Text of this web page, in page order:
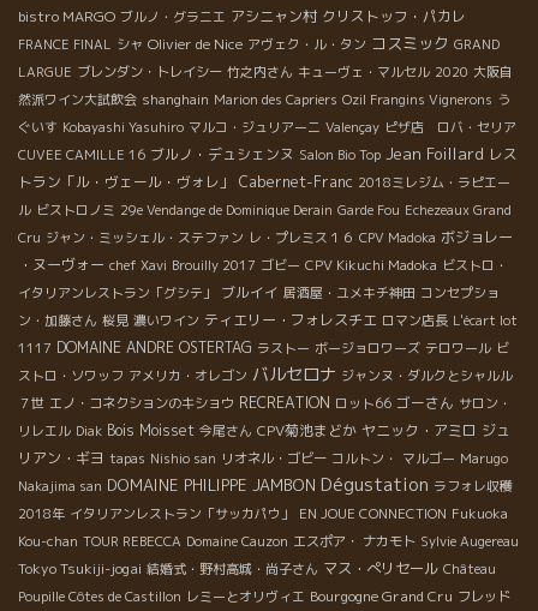
bistro MARGO ブルノ・グラニエ アシニャン村 クリストッフ・パカレ
FRANCE FINAL シャ Olivier de Nice アヴェク・ル・タン コスミック GRAND
LARGUE ブレンダン・トレイシー 竹之内さん キューヴェ・マルセル 2020 大阪自
然派ワイン大試飲会 shanghain Marion des Capriers Ozil Frangins Vignerons う
ぐいす Kobayashi Yasuhiro マルコ・ジュリアーニ Valençay ピザ店 ロバ・セリア
CUVEE CAMILLE 16 ブルノ・デュシェンヌ Salon Bio Top Jean Foillard レス
トラン「ル・ヴェール・ヴォレ」
Cabernet-Franc 2018ミレジム・ラピエー
ル ビストロノミ 29e Vendange de Dominique Derain Garde Fou Echezeaux Grand
Cru ジャン・ミッシェル・ステファン レ・プレミス１６ CPV Madoka ボジョレー
・ヌーヴォー chef Xavi Brouilly 2017 ゴビー CPV Kikuchi Madoka ビストロ・
イタリアンレストラン「グシテ」
ブルイイ 居酒屋・ユメキチ神田 コンセプショ
ン・加藤さん 桜見 濃いワイン ティエリー・フォレスチエ ロマン店長 L'écart lot
1117 DOMAINE ANDRE OSTERTAG ラストー ボージョロワーズ テロワール ビ
ストロ・ソワッフ アメリカ・オレゴン バルセロナ ジャンヌ・ダルクとシャルル
７世 エノ・コネクションのキショウ RECREATION ロット66 ゴーさん サロン・
リレエル Diak Bois Moisset 今尾さん CPV菊池まどか ヤニック・アミロ ジュ
リアン・ギヨ tapas Nishio san リオネル・ゴビー コルトン・ マルゴー Marugo
Nakajima san DOMAINE PHILIPPE JAMBON Dégustation ラフォレ収穫
2018年 イタリアンレストラン「サッカパウ」 EN JOUE CONNECTION Fukuoka
Kou-chan TOUR REBECCA Domaine Cauzon エスポア・ ナカモト Sylvie Augereau
Tokyo Tsukiji-jogai 結婚式・野村高城・尚子さん マス・ぺリセール Château
Poupille Côtes de Castillon レミーとオリヴィエ Bourgogne Grand Cru フレッド